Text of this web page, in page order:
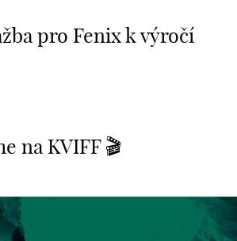
pro Fenix k výročí
na KVIFF 🎬